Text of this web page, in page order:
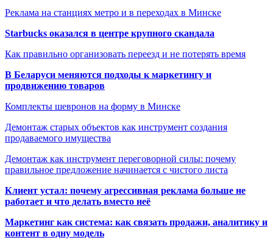
Реклама на станциях метро и в переходах в Минске
Starbucks оказался в центре крупного скандала
Как правильно организовать переезд и не потерять время
В Беларуси меняются подходы к маркетингу и
продвижению товаров
Комплекты шевронов на форму в Минске
Демонтаж старых объектов как инструмент создания
продаваемого имущества
Демонтаж как инструмент переговорной силы: почему
правильное предложение начинается с чистого листа
Клиент устал: почему агрессивная реклама больше не
работает и что делать вместо неё
Маркетинг как система: как связать продажи, аналитику и
контент в одну модель